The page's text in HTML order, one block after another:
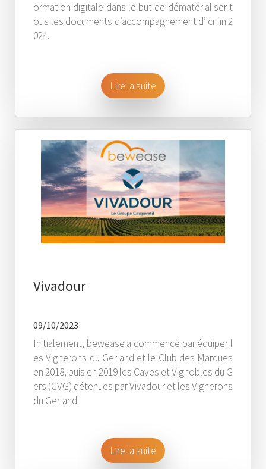
ormation digitale dans le but de dématérialiser t
ous les documents d’accompagnement d’ici fin 2
024.
Lire la suite
Vivadour
09/10/2023
Initialement, bewease a commencé par équiper l
es Vignerons du Gerland et le Club des Marques
en 2018, puis en 2019 les Caves et Vignobles du G
ers (CVG) détenues par Vivadour et les Vignerons
du Gerland.
Lire la suite